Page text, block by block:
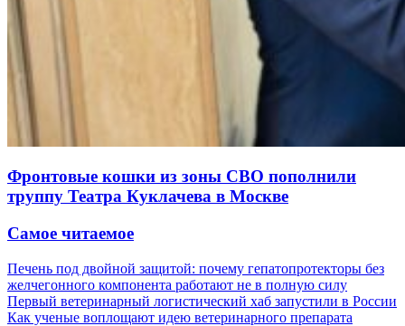
Фронтовые кошки из зоны СВО пополнили
труппу Театра Куклачева в Москве
Самое читаемое
Печень под двойной защитой: почему гепатопротекторы без
желчегонного компонента работают не в полную силу
Первый ветеринарный логистический хаб запустили в России
Как ученые воплощают идею ветеринарного препарата